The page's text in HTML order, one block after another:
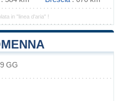
in "linea d'aria" !
GG